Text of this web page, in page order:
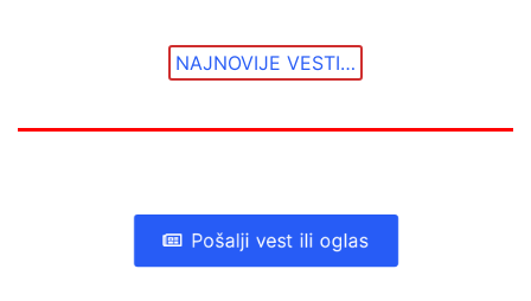
NAJNOVIJE VESTI…
Pošalji vest ili oglas